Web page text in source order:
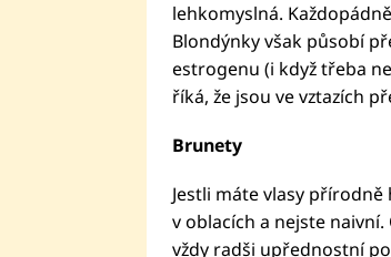
lehkomyslná.
Blondýnky však působí
estrogenu (i když třeba
říká, že jsou ve vztazích
Brunety
Jestli máte vlasy
v oblacích a nejste
vždy radši upřednostní